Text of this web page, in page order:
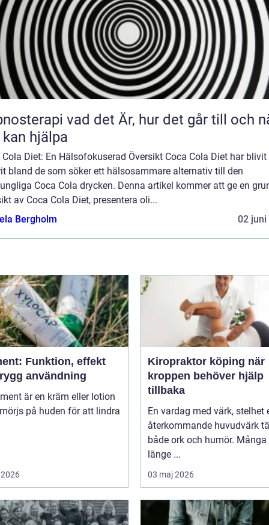
det Är, hur det går till och när
hjälpa
Cola Diet: En Hälsofokuserad Översikt Coca Cola Diet har blivit
bland de som söker ett hälsosammare alternativ till den
Coca Cola drycken. Denna artikel kommer att ge en
av Coca Cola Diet, presentera oli...
Bergholm
02 juni
Funktion, effekt
användning
är en kräm eller lotion
på huden för att lindra
Kiropraktor köping när
kroppen behöver hjälp
tillbaka
En vardag med värk, stelhet
återkommande huvudvärk
både ork och humör. Många
länge ...
03 maj 2026